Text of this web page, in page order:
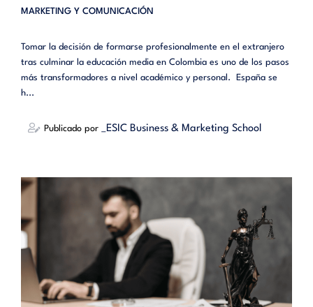
MARKETING Y COMUNICACIÓN
Tomar la decisión de formarse profesionalmente en el extranjero
tras culminar la educación media en Colombia es uno de los pasos
más transformadores a nivel académico y personal. España se
h...
Publicado por _ESIC Business & Marketing School